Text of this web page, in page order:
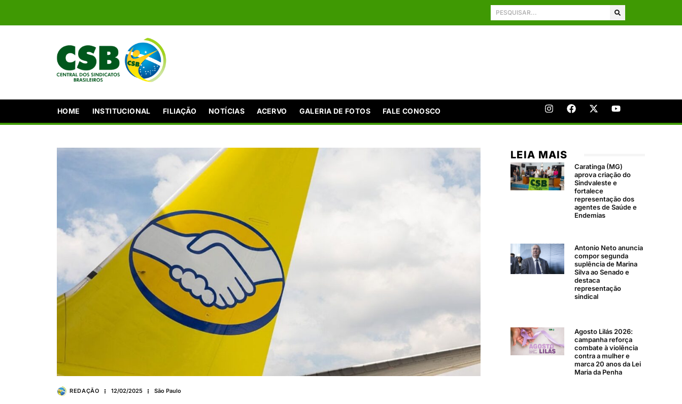
HOME INSTITUCIONAL FILIAÇÃO NOTÍCIAS ACERVO GALERIA DE FOTOS FALE CONOSCO
REDAÇÃO 12/02/2025 São Paulo
LEIA MAIS
Caratinga (MG)
aprova criação do
Sindvaleste e
fortalece
representação dos
agentes de Saúde e
Endemias
Antonio Neto anuncia
compor segunda
suplência de Marina
Silva ao Senado e
destaca
representação
sindical
Agosto Lilás 2026:
campanha reforça
combate à violência
contra a mulher e
marca 20 anos da Lei
Maria da Penha